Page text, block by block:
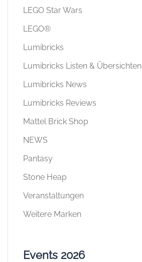
LEGO Star Wars
LEGO®
Lumibricks
Lumibricks Listen & Übersichten
Lumibricks News
Lumibricks Reviews
Mattel Brick Shop
NEWS
Pantasy
Stone Heap
Veranstaltungen
Weitere Marken
Events 2026